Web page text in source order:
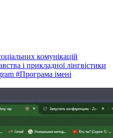
комунікацій
і прикладної лінгвістики
#Програма імені